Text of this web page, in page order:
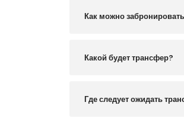
Как можно
Какой будет трансфер?
Где следует ожидать